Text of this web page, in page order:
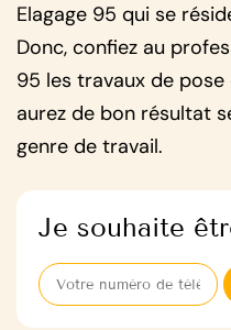
Elagage 95 qui se
Donc, confiez au
95 les travaux de
aurez de bon résultat
genre de travail.
Je souhaite